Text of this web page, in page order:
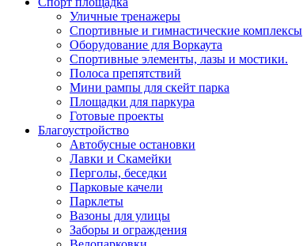
Уличные тренажеры
Спортивные и гимнастические комплексы
Оборудование для Воркаута
Спортивные элементы, лазы и мостики.
Полоса препятствий
Мини рампы для скейт парка
Площадки для паркура
Готовые проекты
Благоустройство
Автобусные остановки
Лавки и Скамейки
Перголы, беседки
Парковые качели
Парклеты
Вазоны для улицы
Заборы и ограждения